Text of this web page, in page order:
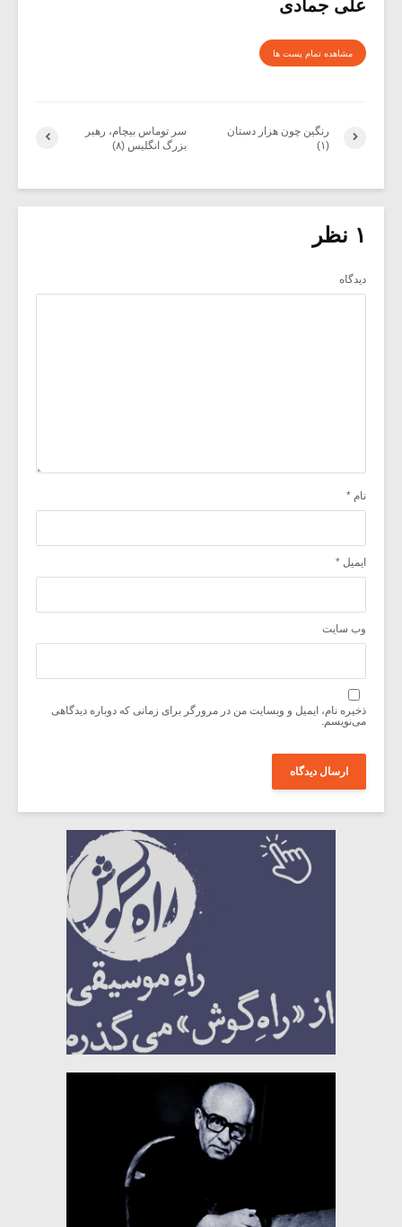
علی جمادی
مشاهده تمام پست ها
سر توماس بیچام، رهبر
بزرگ انگلیس (۸)
رنگین چون هزار دستان
(۱)
۱ نظر
دیدگاه
نام *
ایمیل *
وب‌ سایت
ذخیره نام، ایمیل و وبسایت من در مرورگر برای زمانی که دوباره دیدگاهی
می‌نویسم.